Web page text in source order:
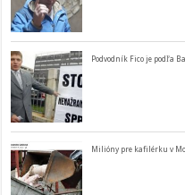
Podvodník Fico je podľa
Milióny pre kafilérku v